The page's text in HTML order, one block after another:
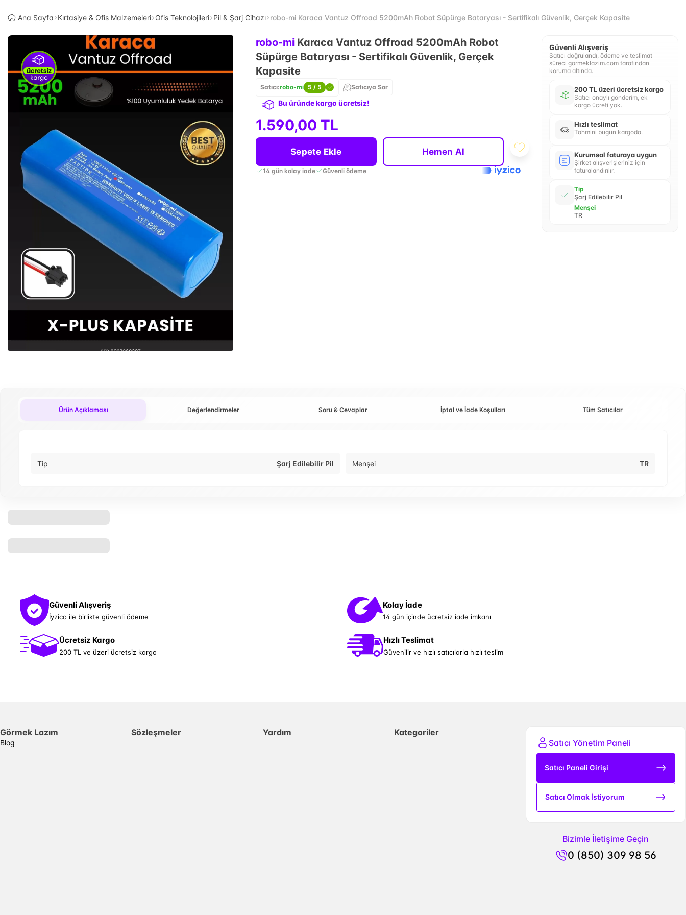
Ana Sayfa Kırtasiye & Ofis Malzemeleri Ofis Teknolojileri Pil & Şarj Cihazı robo-mi Karaca Vantuz Offroad 5200mAh Robot Süpürge Bataryası - Sertifikalı Güvenlik, Gerçek Kapasite
robo-mi Karaca Vantuz Offroad 5200mAh Robot
Süpürge Bataryası - Sertifikalı Güvenlik, Gerçek
Kapasite
Satıcı:robo-mi 5 / 5 Satıcıya Sor
Bu üründe kargo ücretsiz!
1.590,00 TL
Sepete Ekle Hemen Al
14 gün kolay iade Güvenli ödeme
Güvenli Alışveriş
Satıcı doğrulandı, ödeme ve teslimat
süreci gormeklazim.com tarafından
koruma altında.
200 TL üzeri ücretsiz kargo
Satıcı onaylı gönderim, ek
kargo ücreti yok.
Hızlı teslimat
Tahmini bugün kargoda.
Kurumsal faturaya uygun
Şirket alışverişleriniz için
faturalandırılır.
Tip
Şarj Edilebilir Pil
Menşei
TR
Ürün Açıklaması Değerlendirmeler Soru & Cevaplar İptal ve İade Koşulları Tüm Satıcılar
Tip Şarj Edilebilir Pil Menşei TR
Güvenli Alışveriş
İyzico ile birlikte güvenli ödeme
Kolay İade
14 gün içinde ücretsiz iade imkanı
Ücretsiz Kargo
200 TL ve üzeri ücretsiz kargo
Hızlı Teslimat
Güvenilir ve hızlı satıcılarla hızlı teslim
Görmek Lazım
Blog
Sözleşmeler Yardım
Kategoriler
Satıcı Yönetim Paneli
Satıcı Paneli Girişi
Satıcı Olmak İstiyorum
Bizimle İletişime Geçin
0 (850) 309 98 56